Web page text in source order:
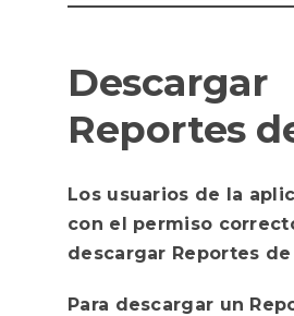
Descargar
Reportes
Los usuarios de la
con el permiso
descargar Reportes de
Para descargar un